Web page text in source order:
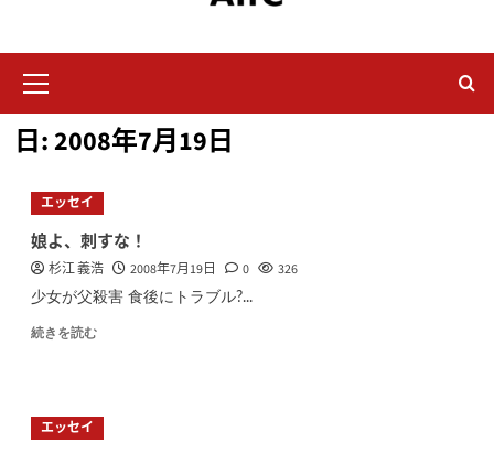
イ
ン
メ
ー
日:2008年7月19日
エッセイ
娘よ、刺すな！
杉江 義浩 2008年7月19日 0 326
少女が父殺害 食後にトラブル?...
続きを読む
エッセイ